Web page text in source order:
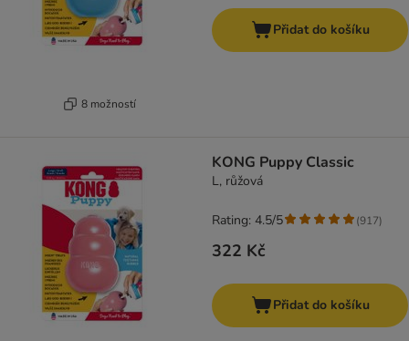
8 možností
Přidat do košíku
KONG Puppy Classic
L, růžová
322 Kč
Rating: 4.5/5 (917)
Přidat do košíku